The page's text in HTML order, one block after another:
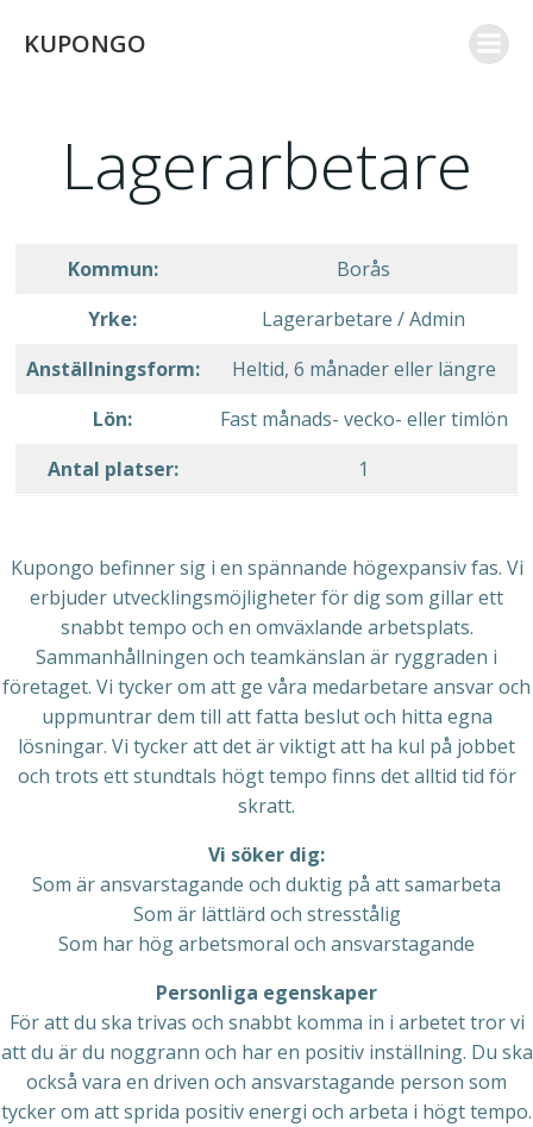
KUPONGO
Lagerarbetare
Kommun:
Borås
Yrke:
Lagerarbetare / Admin
Anställningsform:
Heltid, 6 månader eller längre
Lön:
Fast månads- vecko- eller timlön
Antal platser:
1
Kupongo befinner sig i en spännande högexpansiv fas. Vi
erbjuder utvecklingsmöjligheter för dig som gillar ett
snabbt tempo och en omväxlande arbetsplats.
Sammanhållningen och teamkänslan är ryggraden i
företaget. Vi tycker om att ge våra medarbetare ansvar och
uppmuntrar dem till att fatta beslut och hitta egna
lösningar. Vi tycker att det är viktigt att ha kul på jobbet
och trots ett stundtals högt tempo finns det alltid tid för
skratt.
Vi söker dig:
Som är ansvarstagande och duktig på att samarbeta
Som är lättlärd och stresstålig
Som har hög arbetsmoral och ansvarstagande
Personliga egenskaper
För att du ska trivas och snabbt komma in i arbetet tror vi
att du är du noggrann och har en positiv inställning. Du ska
också vara en driven och ansvarstagande person som
tycker om att sprida positiv energi och arbeta i högt tempo.